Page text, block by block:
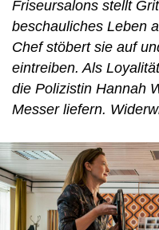
Friseursalons stellt
beschauliches Leben
Chef stöbert sie auf
eintreiben. Als
die Polizistin Hannah
Messer liefern.